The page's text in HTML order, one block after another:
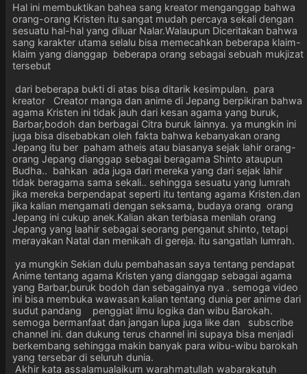
Hal ini membuktikan bahea sang kreator menganggap bahwa
orang-orang Kristen itu sangat mudah percaya sekali dengan
sesuatu hal-hal yang diluar Nalar.Walaupun Diceritakan bahwa
sang karakter utama selalu bisa memecahkan beberapa klaim-
klaim yang dianggap beberapa orang sebagai sebuah mukjizat
tersebut
dari beberapa bukti di atas bisa ditarik kesimpulan. para
kreator Creator manga dan anime di Jepang berpikiran bahwa
agama Kristen ini tidak jauh dari kesan agama yang buruk,
Barbar,bodoh dan berbagai Citra buruk lainnya. ya mungkin ini
juga bisa disebabkan oleh fakta bahwa kebanyakan orang
Jepang itu ber paham atheis atau biasanya sejak lahir orang-
orang Jepang dianggap sebagai beragama Shinto ataupun
Budha.. bahkan ada juga dari mereka yang dari sejak lahir
tidak beragama sama sekali.. sehingga sesuatu yang lumrah
jika mereka berpendapat seperti itu tentang agama Kristen.dan
jika kalian mengamati dengan seksama, budaya orang orang
Jepang ini cukup anek.Kalian akan terbiasa menilah orang
Jepang yang laahir sebagai seorang penganut shinto, tetapi
merayakan Natal dan menikah di gereja. itu sangatlah lumrah.
ya mungkin Sekian dulu pembahasan saya tentang pendapat
Anime tentang agama Kristen yang dianggap sebagai agama
yang Barbar,buruk bodoh dan sebagainya nya . semoga video
ini bisa membuka wawasan kalian tentang dunia per anime dari
sudut pandang penggiat ilmu logika dan wibu Barokah.
semoga bermanfaat dan jangan lupa juga like dan subscribe
channel ini. dan dukung terus channel ini supaya bisa menjadi
berkembang sehingga makin banyak para wibu-wibu barokah
yang tersebar di seluruh dunia.
Akhir kata assalamualaikum warahmatullah wabarakatuh